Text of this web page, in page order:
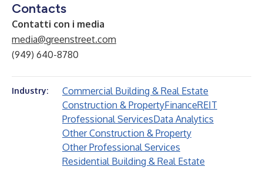
Contacts
Contatti con i media
media@greenstreet.com
(949) 640-8780
Industry:
Commercial Building & Real Estate
Construction & PropertyFinanceREIT
Professional ServicesData Analytics
Other Construction & Property
Other Professional Services
Residential Building & Real Estate